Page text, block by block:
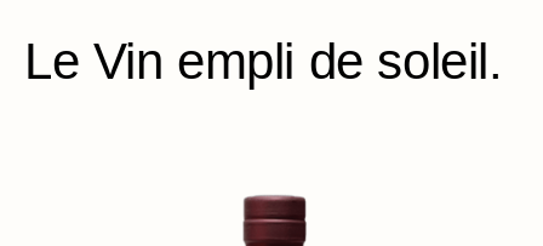
Le Vin empli de soleil.